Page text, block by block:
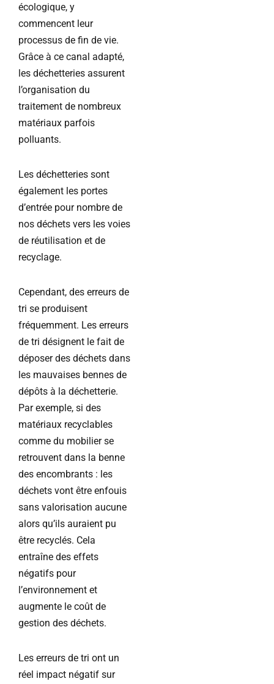
écologique, y
commencent leur
processus de fin de vie.
Grâce à ce canal adapté,
les déchetteries assurent
l’organisation du
traitement de nombreux
matériaux parfois
polluants.
Les déchetteries sont
également les portes
d’entrée pour nombre de
nos déchets vers les voies
de réutilisation et de
recyclage.
Cependant, des erreurs de
tri se produisent
fréquemment. Les erreurs
de tri désignent le fait de
déposer des déchets dans
les mauvaises bennes de
dépôts à la déchetterie.
Par exemple, si des
matériaux recyclables
comme du mobilier se
retrouvent dans la benne
des encombrants : les
déchets vont être enfouis
sans valorisation aucune
alors qu’ils auraient pu
être recyclés. Cela
entraîne des effets
négatifs pour
l’environnement et
augmente le coût de
gestion des déchets.
Les erreurs de tri ont un
réel impact négatif sur